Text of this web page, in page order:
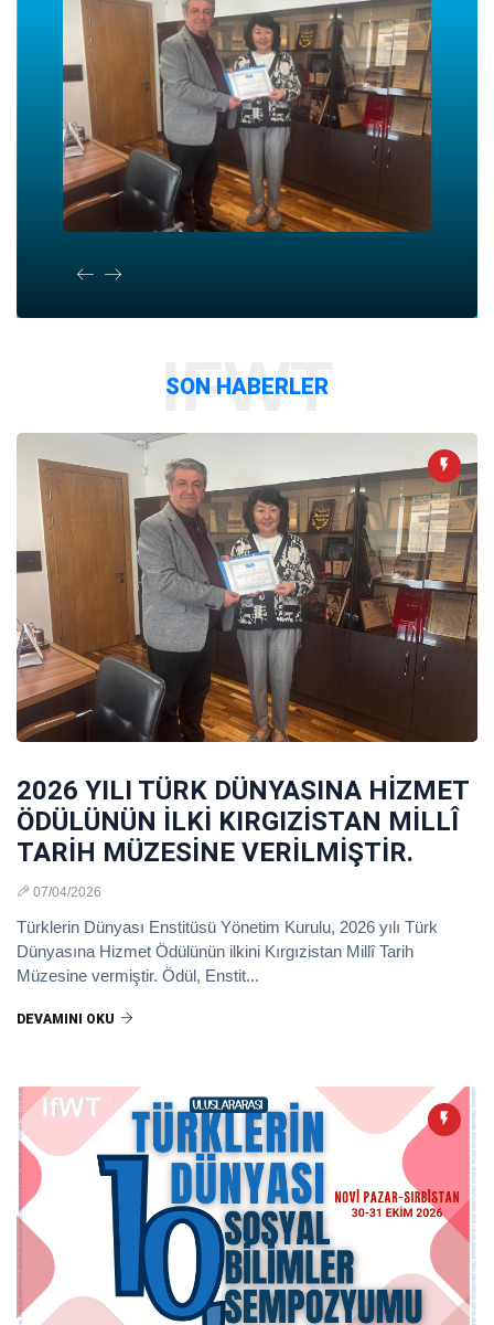
SON HABERLER
IFWT
2026 YILI TÜRK DÜNYASINA HİZMET
ÖDÜLÜNÜN İLKİ KIRGIZİSTAN MİLLÎ
TARİH MÜZESİNE VERİLMİŞTİR.
07/04/2026
Türklerin Dünyası Enstitüsü Yönetim Kurulu, 2026 yılı Türk
Dünyasına Hizmet Ödülünün ilkini Kırgızistan Millî Tarih
Müzesine vermiştir. Ödül, Enstit...
DEVAMINI OKU